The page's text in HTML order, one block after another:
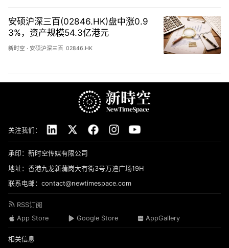
安硕沪深三百(02846.HK)盘中涨0.9
3%，资产规模54.3亿港元
新时空 ·安硕沪深三百 02846.HK
关注我们：
承印：新时空传媒有限公司
地址：香港九龙新蒲岗大有街3号万迪广场19H
联系电邮：contact@newtimespace.com
RSS订阅
App Store
Google Store AppGallery
相关信息